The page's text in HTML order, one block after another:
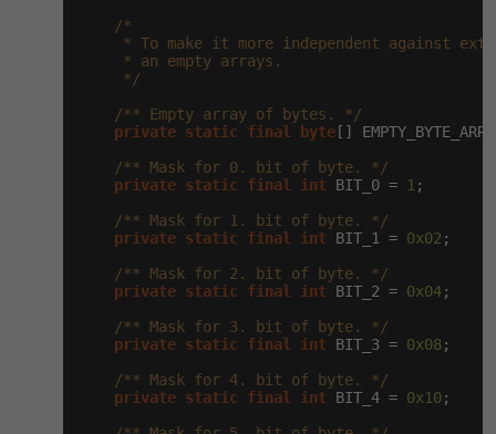
/*
* To make it more independent against
     * an empty arrays.
     */
/** Empty array of bytes. */
private static final byte []
/** Mask for 0. bit of byte. */
private static final int BIT_0 = 1 ;
/** Mask for 1. bit of byte. */
private static final int BIT_1 = 0x02 ;
/** Mask for 2. bit of byte. */
private static final int BIT_2 = 0x04;
/** Mask for 3. bit of byte. */
private static final int BIT_3 = 0x08;
/** Mask for 4. bit of byte. */
private static final int BIT_4 = 0x10;